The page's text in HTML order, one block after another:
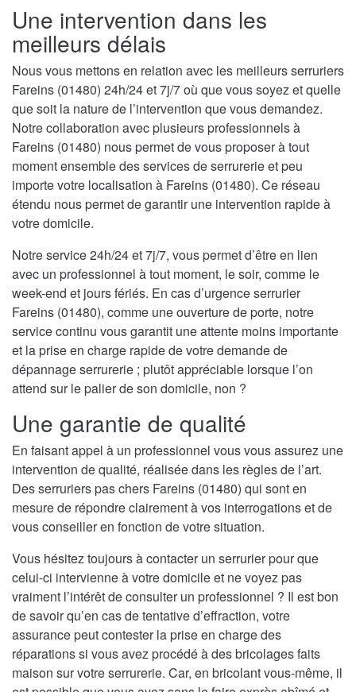
Une intervention dans les
meilleurs délais
Nous vous mettons en relation avec les meilleurs serruriers
Fareins (01480) 24h/24 et 7j/7 où que vous soyez et quelle
que soit la nature de l’intervention que vous demandez.
Notre collaboration avec plusieurs professionnels à
Fareins (01480) nous permet de vous proposer à tout
moment ensemble des services de serrurerie et peu
importe votre localisation à Fareins (01480). Ce réseau
étendu nous permet de garantir une intervention rapide à
votre domicile.
Notre service 24h/24 et 7j/7, vous permet d’être en lien
avec un professionnel à tout moment, le soir, comme le
week-end et jours fériés. En cas d’urgence serrurier
Fareins (01480), comme une ouverture de porte, notre
service continu vous garantit une attente moins importante
et la prise en charge rapide de votre demande de
dépannage serrurerie ; plutôt appréciable lorsque l’on
attend sur le palier de son domicile, non ?
Une garantie de qualité
En faisant appel à un professionnel vous vous assurez une
intervention de qualité, réalisée dans les règles de l’art.
Des serruriers pas chers Fareins (01480) qui sont en
mesure de répondre clairement à vos interrogations et de
vous conseiller en fonction de votre situation.
Vous hésitez toujours à contacter un serrurier pour que
celui-ci intervienne à votre domicile et ne voyez pas
vraiment l’intérêt de consulter un professionnel ? Il est bon
de savoir qu’en cas de tentative d’effraction, votre
assurance peut contester la prise en charge des
réparations si vous avez procédé à des bricolages faits
maison sur votre serrurerie. Car, en bricolant vous-même, il